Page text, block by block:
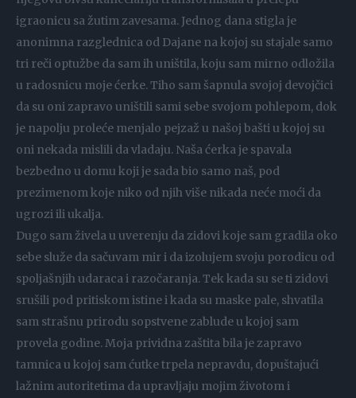
igraonicu sa žutim zavesama. Jednog dana stigla je
anonimna razglednica od Dajane na kojoj su stajale samo
tri reči optužbe da sam ih uništila, koju sam mirno odložila
u radosnicu moje ćerke. Tiho sam šapnula svojoj devojčici
da su oni zapravo uništili sami sebe svojom pohlepom, dok
je napolju proleće menjalo pejzaž u našoj bašti u kojoj su
oni nekada mislili da vladaju. Naša ćerka je spavala
bezbedno u domu koji je sada bio samo naš, pod
prezimenom koje niko od njih više nikada neće moći da
ugrozi ili ukalja.
Dugo sam živela u uverenju da zidovi koje sam gradila oko
sebe služe da sačuvam mir i da izolujem svoju porodicu od
spoljašnjih udaraca i razočaranja. Tek kada su se ti zidovi
srušili pod pritiskom istine i kada su maske pale, shvatila
sam strašnu prirodu sopstvene zablude u kojoj sam
provela godine. Moja prividna zaštita bila je zapravo
tamnica u kojoj sam ćutke trpela nepravdu, dopuštajući
lažnim autoritetima da upravljaju mojim životom i